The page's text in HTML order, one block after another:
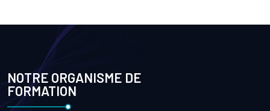
NOTRE ORGANISME DE
FORMATION